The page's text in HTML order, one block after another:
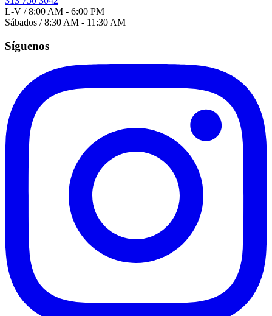
L-V / 8:00 AM - 6:00 PM
Sábados / 8:30 AM - 11:30 AM
Síguenos